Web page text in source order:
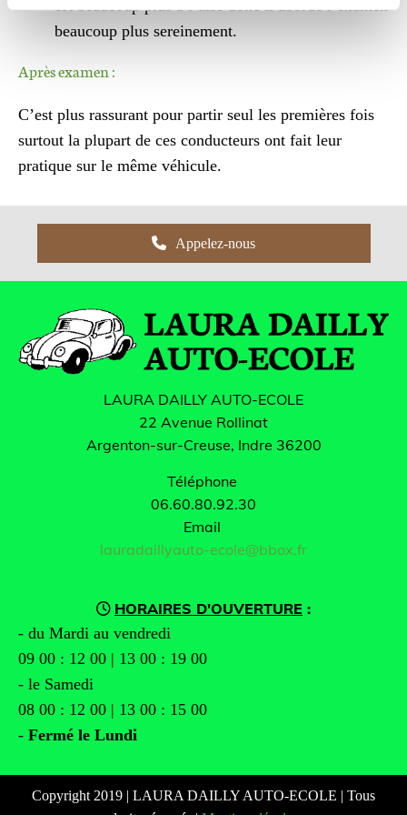
beaucoup plus sereinement.
Après examen :
C’est plus rassurant pour partir seul les premières fois
surtout la plupart de ces conducteurs ont fait leur
pratique sur le même véhicule.
Appelez-nous
LAURA DAILLY AUTO-ECOLE
22 Avenue Rollinat
Argenton-sur-Creuse, Indre 36200
Téléphone
06.60.80.92.30
Email
lauradaillyauto-ecole@bbox.fr
 HORAIRES D'OUVERTURE :
- du Mardi au vendredi
09 00 : 12 00 | 13 00 : 19 00
- le Samedi
08 00 : 12 00 | 13 00 : 15 00
- Fermé le Lundi
Copyright 2019 | LAURA DAILLY AUTO-ECOLE | Tous